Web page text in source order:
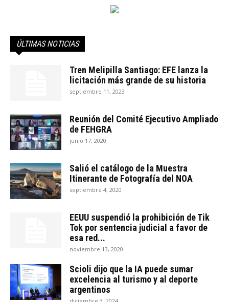
ÚLTIMAS NOTICIAS
Tren Melipilla Santiago: EFE lanza la
licitación más grande de su historia
septiembre 11, 2023
Reunión del Comité Ejecutivo Ampliado
de FEHGRA
junio 17, 2020
Salió el catálogo de la Muestra
Itinerante de Fotografía del NOA
septiembre 4, 2020
EEUU suspendió la prohibición de Tik
Tok por sentencia judicial a favor de
esa red...
noviembre 13, 2020
Scioli dijo que la IA puede sumar
excelencia al turismo y al deporte
argentinos